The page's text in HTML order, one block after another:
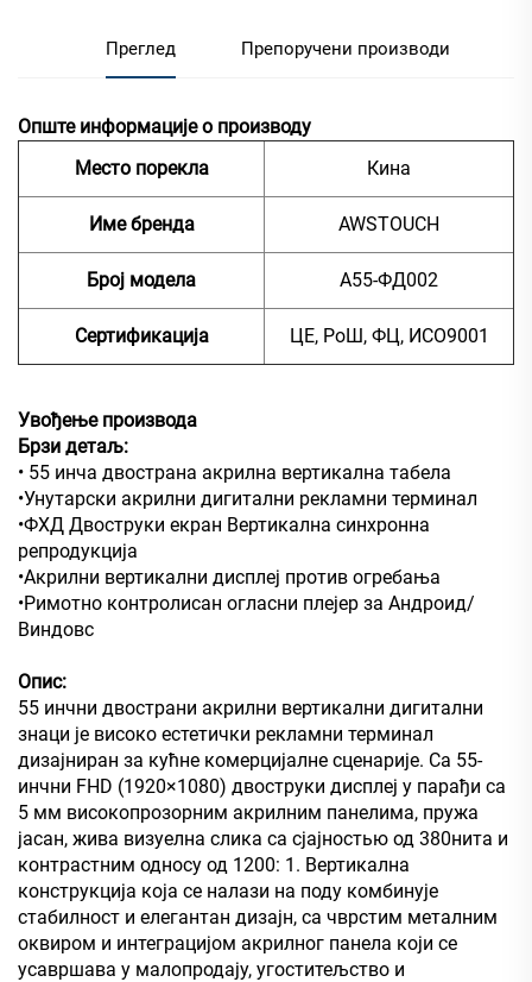
Преглед Препоручени производи
Опште информације о производу
Место порекла
Кина
Име бренда AWSTOUCH
Број модела А55-ФД002
Сертификација ЦЕ, РоШ, ФЦ, ИСО9001
Увођење производа
Брзи детаљ:
• 55 инча двострана акрилна вертикална табела
•Унутарски акрилни дигитални рекламни терминал
•ФХД Двоструки екран Вертикална синхронна
репродукција
•Акрилни вертикални дисплеј против огребања
•Римотно контролисан огласни плејер за Андроид/
Виндовс
Опис:
55 инчни двострани акрилни вертикални дигитални
знаци је високо естетички рекламни терминал
дизајниран за кућне комерцијалне сценарије. Са 55-
инчни FHD (1920×1080) двоструки дисплеј у парађи са
5 мм високопрозорним акрилним панелима, пружа
јасан, жива визуелна слика са сјајностью од 380нита и
контрастним односу од 1200: 1. Вертикална
конструкција која се налази на поду комбинује
стабилност и елегантан дизајн, са чврстим металним
оквиром и интеграцијом акрилног панела који се
усавршава у малопродају, угоститељство и